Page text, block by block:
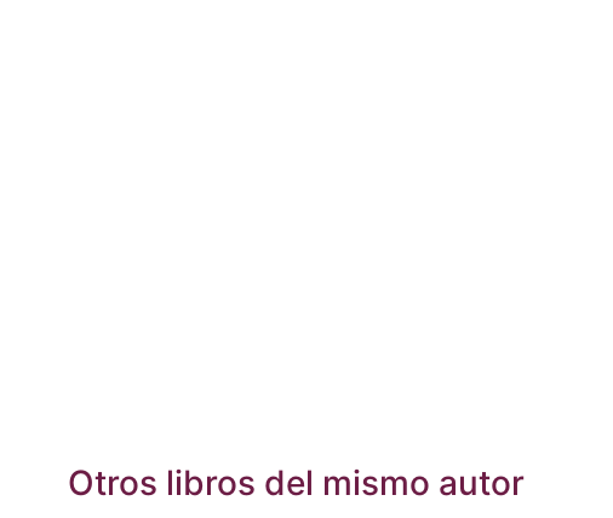
Otros libros del mismo autor